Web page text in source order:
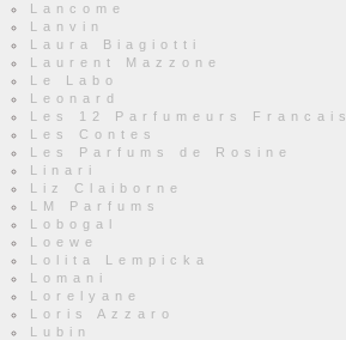
Lancome
Lanvin
Laura Biagiotti
Laurent Mazzone
Le Labo
Leonard
Les 12 Parfumeurs Francais
Les Contes
Les Parfums de Rosine
Linari
Liz Claiborne
LM Parfums
Lobogal
Loewe
Lolita Lempicka
Lomani
Lorelyane
Loris Azzaro
Lubin